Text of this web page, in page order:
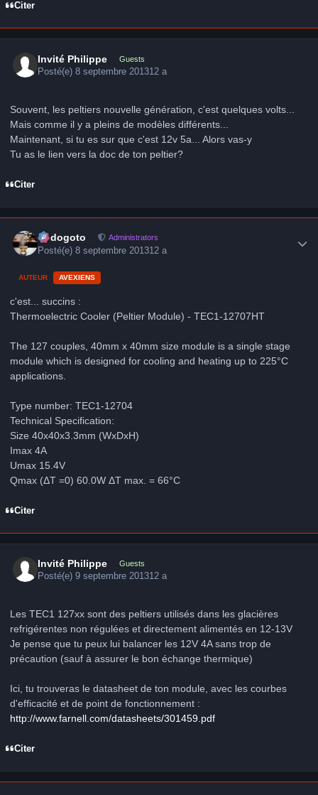
Citer
Invité Philippe Guests
Posté(e)8 septembre 201312 a
Souvent, les peltiers nouvelle génération, c'est quelques volts...
Mais comme il y a pleins de modèles différents...
Maintenant, si tu es sur que c'est 12v 5a... Alors vas-y
Tu as le lien vers la doc de ton peltier?
Citer
frédogoto Administrators
Posté(e)8 septembre 201312 a
AUTEUR AVEXIENS
c'est... succins :
Thermoelectric Cooler (Peltier Module) - TEC1-12707HT
The 127 couples, 40mm x 40mm size module is a single stage
module which is designed for cooling and heating up to 225°C
applications.
Type number: TEC1-12704
Technical Specification:
Size 40x40x3.3mm (WxDxH)
Imax 4A
Umax 15.4V
Qmax (ΔT =0) 60.0W ΔT max. = 66°C
Citer
Invité Philippe Guests
Posté(e)9 septembre 201312 a
Les TEC1 127xx sont des peltiers utilisés dans les glacières
refrigérentes non régulées et directement alimentés en 12-13V
Je pense que tu peux lui balancer les 12V 4A sans trop de
précaution (sauf à assurer le bon échange thermique)
Ici, tu trouveras le datasheet de ton module, avec les courbes
d'efficacité et de point de fonctionnement :
http://www.farnell.com/datasheets/301459.pdf
Citer